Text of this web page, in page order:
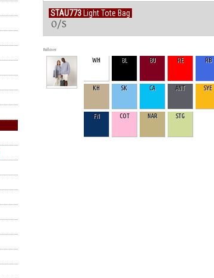
STAU773 Light Tote Bag
O/S
Rollover
WH BL BU RE RB
KH SK CA ANT SYE
FN COT NAR STG